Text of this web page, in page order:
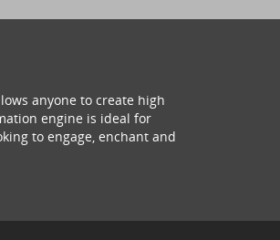
anyone to create high
engine is ideal for
to engage, enchant and